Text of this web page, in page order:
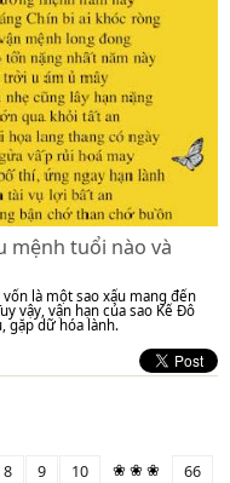
mệnh tuổi nào và
là một sao xấu mang đến
vậy, vận hạn của sao Kế Đô
gặp dữ hóa lành.
8 9 10 ❀ ❀ ❀
66